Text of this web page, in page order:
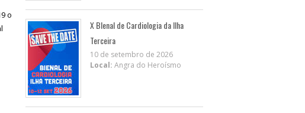
o
X BIenal de Cardiologia da Ilha
Terceira
10 de setembro de 2026
Local: Angra do Heroísmo